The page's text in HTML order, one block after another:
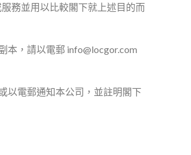
務並用以比較閣下就上述目的而
本，請以電郵 info@locgor.com
以電郵通知本公司，並註明閣下